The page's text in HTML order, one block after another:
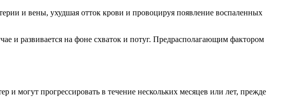
и вены, ухудшая отток крови и провоцируя появление воспаленных
и развивается на фоне схваток и потуг. Предрасполагающим фактором
могут прогрессировать в течение нескольких месяцев или лет, прежде